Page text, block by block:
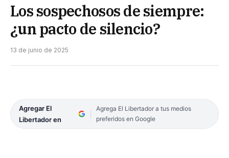
Los sospechosos de siempre:
¿un pacto de silencio?
13 de junio de 2025
Agregar El
Libertador en
Agrega El Libertador a tus medios
preferidos en Google